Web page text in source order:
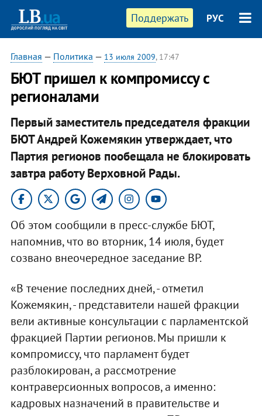
Поддержать РУС
Главная — Политика — 13 июля 2009, 17:47
БЮТ пришел к компромиссу с
регионалами
Первый заместитель председателя фракции
БЮТ Андрей Кожемякин утверждает, что
Партия регионов пообещала не блокировать
завтра работу Верховной Рады.
Об этом сообщили в пресс-службе БЮТ,
напомнив, что во вторник, 14 июля, будет
созвано внеочередное заседание ВР.
«В течение последних дней, - отметил
Кожемякин, - представители нашей фракции
вели активные консультации с парламентской
фракцией Партии регионов. Мы пришли к
компромиссу, что парламент будет
разблокирован, а рассмотрение
контраверсионных вопросов, а именно:
кадровых назначений в правительстве и